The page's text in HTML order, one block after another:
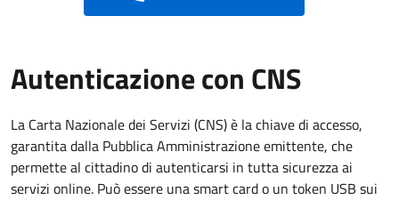
Autenticazione con CNS
La Carta Nazionale dei Servizi (CNS) è la chiave di accesso,
garantita dalla Pubblica Amministrazione emittente, che
permette al cittadino di autenticarsi in tutta sicurezza ai
servizi online. Può essere una smart card o un token USB sui